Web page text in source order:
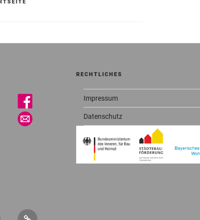
RECHTLICHES
Impressum
Datenschutz
Mitglied